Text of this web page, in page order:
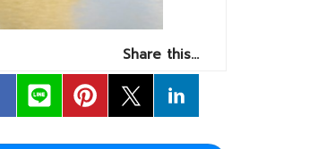
Share this…